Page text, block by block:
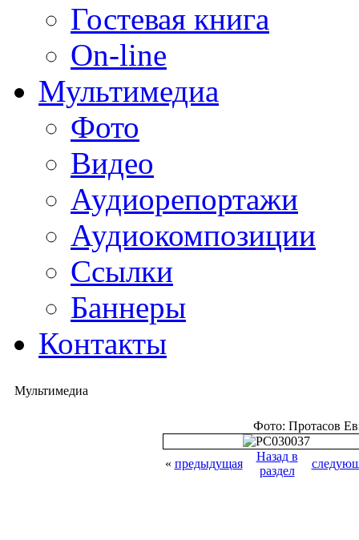
Гостевая книга
On-line
Мультимедиа
Фото
Видео
Аудиорепортажи
Аудиокомпозиции
Ссылки
Баннеры
Контакты
Мультимедиа
Фото: Протасов
« предыдущая
Назад в
раздел